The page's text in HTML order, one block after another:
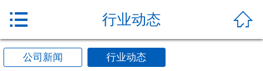

行业动态

公司新闻 行业动态